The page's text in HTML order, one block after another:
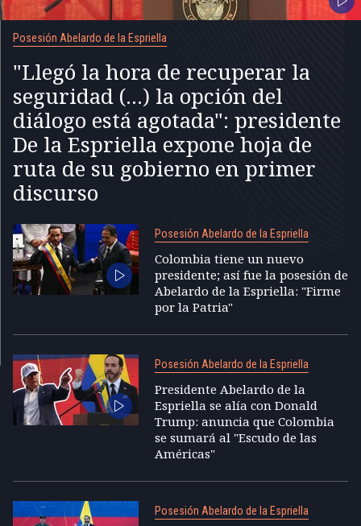
Posesión Abelardo de la Espriella
"Llegó la hora de recuperar la
seguridad (...) la opción del
diálogo está agotada": presidente
De la Espriella expone hoja de
ruta de su gobierno en primer
discurso
Posesión Abelardo de la Espriella
Colombia tiene un nuevo
presidente; así fue la posesión de
Abelardo de la Espriella: "Firme
por la Patria"
Posesión Abelardo de la Espriella
Presidente Abelardo de la
Espriella se alía con Donald
Trump: anuncia que Colombia
se sumará al "Escudo de las
Américas"
Posesión Abelardo de la Espriella